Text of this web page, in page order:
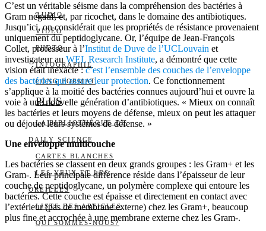
AUDIO
VIDÉO
PHOTO
INFOGRAPHIE
LONG FORMAT
PLUS
LA BIBLIOTHÈQUE DE
DAILY SCIENCE
CARTES BLANCHES
LES YEUX ET LES
OREILLES
LISTE DES ARTICLES
QUI SOMMES-NOUS?
C’est un véritable séisme dans la compréhension des bactéries à
Gram négatif, et, par ricochet, dans le domaine des antibiotiques.
Jusqu’ici, on considérait que les propriétés de résistance provenaient
uniquement du peptidoglycane. Or, l’équipe de Jean-François
Collet, professeur à l’Institut de Duve de l’UCLouvain et
investigateur au WEL Research Institute, a démontré que cette
vision était inexacte :c’est l’ensemble des couches de l’enveloppe
des bactéries qui assure leur protection. Ce fonctionnement
s’applique à la moitié des bactéries connues aujourd’hui et ouvre la
voie à une nouvelle génération d’antibiotiques. « Mieux on connaît
les bactéries et leurs moyens de défense, mieux on peut les attaquer
ou déjouer leurs systèmes de défense. »
Une enveloppe multicouche
Les bactéries se classent en deux grands groupes : les Gram+ et les
Gram-. Leur principale différence réside dans l’épaisseur de leur
couche de peptidoglycane, un polymère complexe qui entoure les
bactéries. Cette couche est épaisse et directement en contact avec
l’extérieur (pas de membrane externe) chez les Gram+, beaucoup
plus fine et accrochée à une membrane externe chez les Gram-.